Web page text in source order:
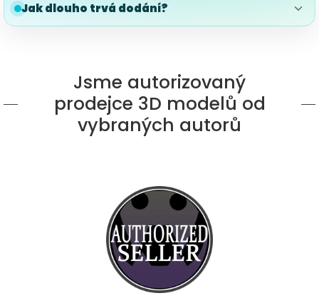
Jak dlouho trvá dodání?
Jsme autorizovaný
prodejce 3D modelů od
vybraných autorů